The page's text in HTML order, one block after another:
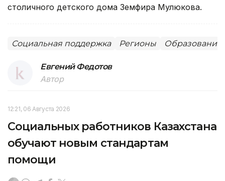
столичного детского дома Земфира Мулюкова.
Социальная поддержка Регионы Образование
Евгений Федотов
Автор
12:21, 06 Августа 2026
Социальных работников Казахстана
обучают новым стандартам
помощи